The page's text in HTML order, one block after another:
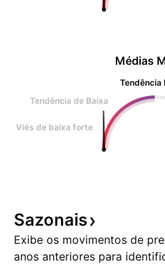
Médias
Tendência
Tendência de Baixa
Viés de baixa forte
Sazonais
Exibe os movimentos de
anos anteriores para